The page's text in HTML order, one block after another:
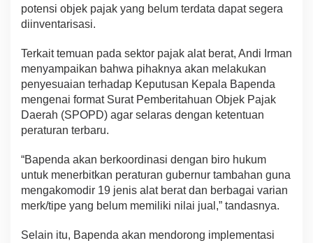
potensi objek pajak yang belum terdata dapat segera
diinventarisasi.
Terkait temuan pada sektor pajak alat berat, Andi Irman
menyampaikan bahwa pihaknya akan melakukan
penyesuaian terhadap Keputusan Kepala Bapenda
mengenai format Surat Pemberitahuan Objek Pajak
Daerah (SPOPD) agar selaras dengan ketentuan
peraturan terbaru.
“Bapenda akan berkoordinasi dengan biro hukum
untuk menerbitkan peraturan gubernur tambahan guna
mengakomodir 19 jenis alat berat dan berbagai varian
merk/tipe yang belum memiliki nilai jual,” tandasnya.
Selain itu, Bapenda akan mendorong implementasi